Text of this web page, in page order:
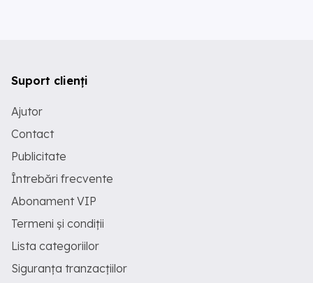
Suport clienți
Ajutor
Contact
Publicitate
Întrebări frecvente
Abonament VIP
Termeni și condiții
Lista categoriilor
Siguranța tranzacțiilor